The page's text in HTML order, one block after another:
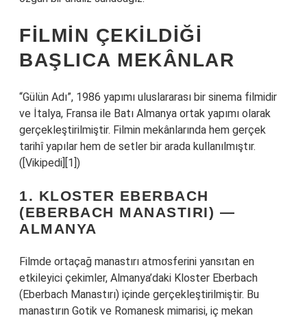
FILMIN ÇEKILDIĞI
BAŞLICA MEKÂNLAR
“Gülün Adı”, 1986 yapımı uluslararası bir sinema filmidir
ve İtalya, Fransa ile Batı Almanya ortak yapımı olarak
gerçekleştirilmiştir. Filmin mekânlarında hem gerçek
tarihî yapılar hem de setler bir arada kullanılmıştır.
([Vikipedi][1])
1. KLOSTER EBERBACH
(EBERBACH MANASTIRI) —
ALMANYA
Filmde ortaçağ manastırı atmosferini yansıtan en
etkileyici çekimler, Almanya’daki Kloster Eberbach
(Eberbach Manastırı) içinde gerçekleştirilmiştir. Bu
manastırın Gotik ve Romanesk mimarisi, iç mekan